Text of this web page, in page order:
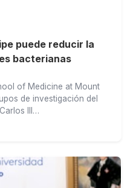
puede reducir la
bacterianas
of Medicine at Mount
de investigación del
III…